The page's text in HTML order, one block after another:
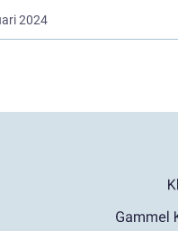
2024